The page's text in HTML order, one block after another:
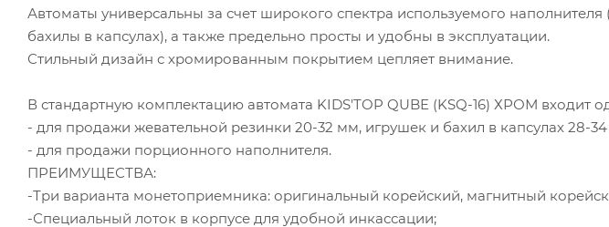
Автоматы универсальны за счет широкого спектра используемого
бахилы в капсулах), а также предельно просты и удобны в эксплуатации.
Стильный дизайн с хромированным покрытием цепляет внимание.
В стандартную комплектацию автомата KIDS'TOP QUBE (KSQ-16) ХРОМ входит
- для продажи жевательной резинки 20-32 мм, игрушек и бахил в капсулах 28-
- для продажи порционного наполнителя.
ПРЕИМУЩЕСТВА:
-Три варианта монетоприемника: оригинальный корейский, магнитный
-Специальный лоток в корпусе для удобной инкассации;